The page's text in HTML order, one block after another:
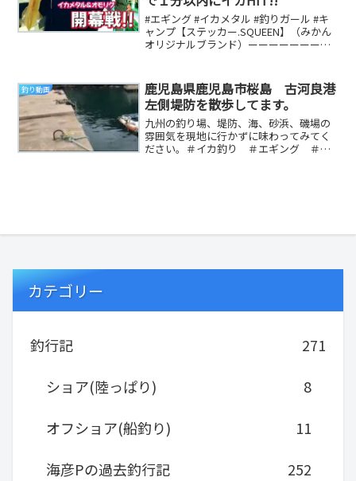
#エギング #イカメタル #釣りガール #キ
ャンプ【ステッカー.SQUEEN】（みかん
オリジナルブランド）ーーーーーーーー
釣り動画
鹿児島県鹿児島市桜島 古河良港
左側堤防を散歩してます。
九州の釣り場、堤防、海、砂浜、磯場の
雰囲気を現地に行かずに味わってみてく
ださい。＃イカ釣り ＃エギング ＃釣
カテゴリー
釣行記
271
ショア(陸っぱり)
8
オフショア(船釣り)
11
海彦Pの過去釣行記
252